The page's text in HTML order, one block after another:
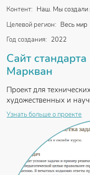
Контент: Наш. Мы создали
Целевой регион: Весь мир
Год создания: 2022
Сайт
Маркван
Проект для
художественных и
Узнать больше о проекте